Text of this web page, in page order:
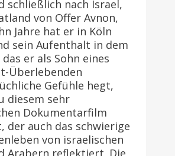
schließlich nach Israel,
von Offer Avnon,
Jahre hat er in Köln
sein Aufenthalt in dem
er als Sohn eines
Überlebenden
Gefühle hegt,
diesem sehr
Dokumentarfilm
der auch das schwierige
von israelischen
Arabern reflektiert. Die